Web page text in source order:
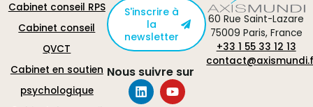
60 Rue Saint-Lazare
75009 Paris, France
+33 1 55 33 12 13
Cabinet conseil RPS
Cabinet conseil
QVCT
Cabinet en soutien
psychologique
S'inscrire à
la
newsletter
Nous suivre sur